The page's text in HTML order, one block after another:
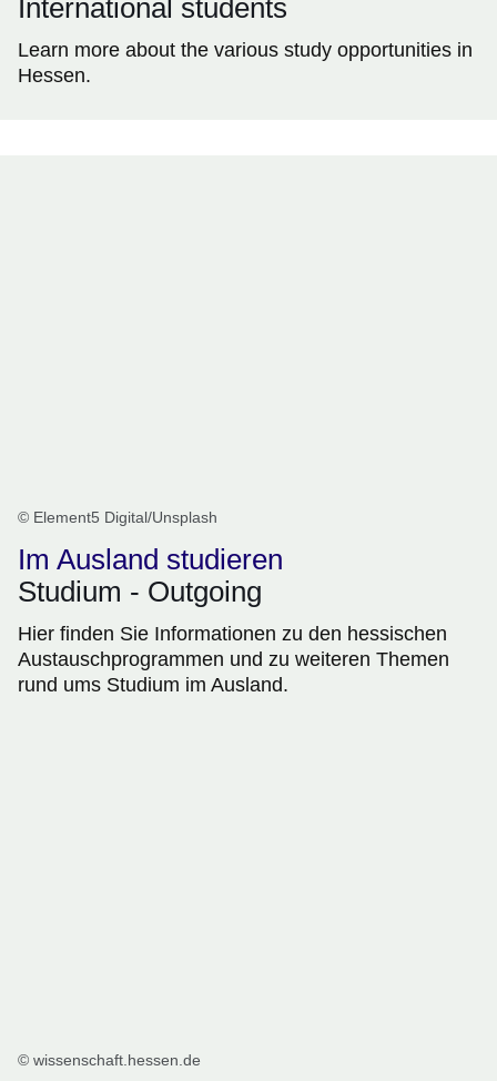
International students
Learn more about the various study opportunities in
Hessen.
© Element5 Digital/Unsplash
Im Ausland studieren
Studium - Outgoing
Hier finden Sie Informationen zu den hessischen
Austauschprogrammen und zu weiteren Themen
rund ums Studium im Ausland.
© wissenschaft.hessen.de